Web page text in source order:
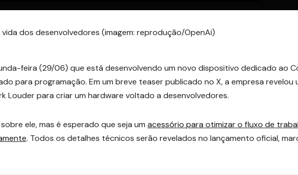
dos desenvolvedores (imagem: reprodução/OpenAi)
feira (29/06) que está desenvolvendo um novo dispositivo dedicado ao
para programação. Em um breve teaser publicado no X, a empresa revelou
Louder para criar um hardware voltado a desenvolvedores.
ele, mas é esperado que seja um acessório para otimizar o fluxo de
. Todos os detalhes técnicos serão revelados no lançamento oficial,